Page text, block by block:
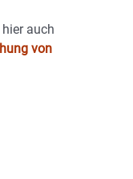
auch
von